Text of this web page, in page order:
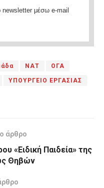
μέσω e-mail
ΝΑΤ ΟΓΑ
ΥΠΟΥΡΓΕΙΟ ΕΡΓΑΣΙΑΣ
άρθρο
«Ειδική Παιδεία» της
Θηβών